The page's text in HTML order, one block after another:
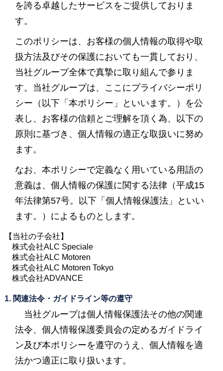
を誇る卓越したサービスをご提供しておりま
す。
このポリシーは、お客様の個人情報の取得や取
扱方法及びその保護においても一貫しており、
当社グループ全体で真摯に取り組んで参りま
す。当社グループは、ここにプライバシーポリ
シー（以下「本ポリシー」といいます。）を公
表し、お客様の信頼とご理解を頂く為、以下の
原則に基づき、個人情報の適正な取扱いに努め
ます。
なお、本ポリシーで定義なく用いている用語の
意義は、個人情報の保護に関する法律（平成15
年法律第57号。以下「個人情報保護法」といい
ます。）によるものとします。
【当社の子会社】
株式会社ALC Speciale
株式会社ALC Motoren
株式会社ALC Motoren Tokyo
株式会社ADVANCE
1. 関連法令・ガイドライン等の遵守
当社グループは個人情報保護法その他の関連
法令、個人情報保護委員会の定めるガイドライ
ン及び本ポリシーを遵守のうえ、個人情報を適
法かつ適正に取り扱います。